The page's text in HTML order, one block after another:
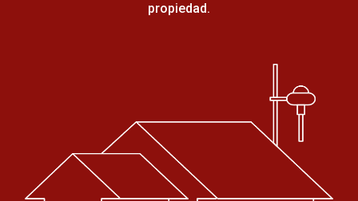
propiedad.